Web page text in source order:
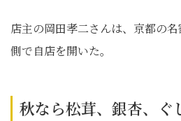
店主の岡田孝二さんは、京都の
側で自店を開いた。
秋なら松茸、銀杏、ぐ